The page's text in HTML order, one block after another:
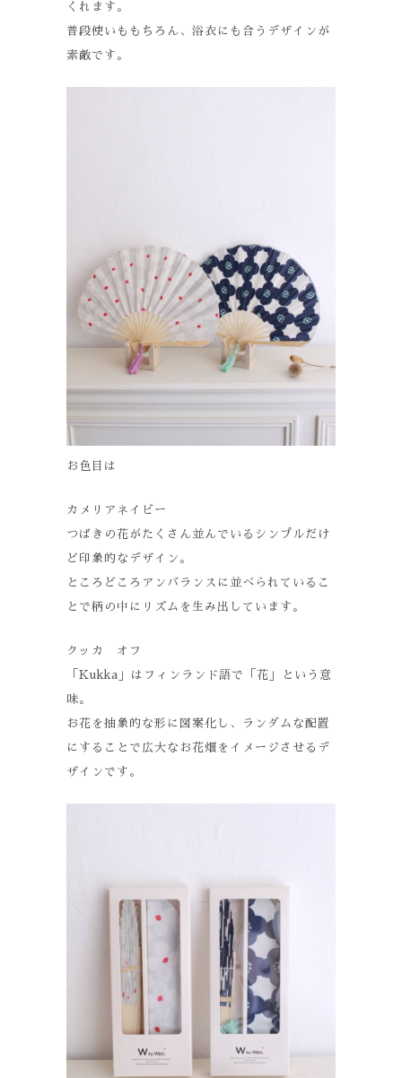
くれます。
普段使いももちろん、浴衣にも合うデザインが
素敵です。
お色目は
カメリアネイビー
つばきの花がたくさん並んでいるシンプルだけ
ど印象的なデザイン。
ところどころアンバランスに並べられているこ
とで柄の中にリズムを生み出しています。
クッカ オフ
「Kukka」はフィンランド語で「花」という意
味。
お花を抽象的な形に図案化し、ランダムな配置
にすることで広大なお花畑をイメージさせるデ
ザインです。